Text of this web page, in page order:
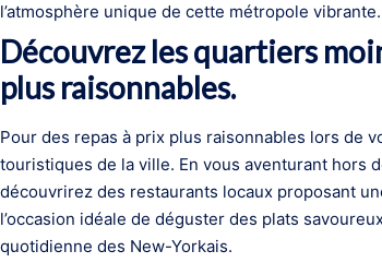
l’atmosphère unique de cette métropole vibrante.
Découvrez les quartiers
plus raisonnables.
Pour des repas à prix plus raisonnables lors de
touristiques de la ville. En vous aventurant hors
découvrirez des restaurants locaux proposant
l’occasion idéale de déguster des plats
quotidienne des New-Yorkais.